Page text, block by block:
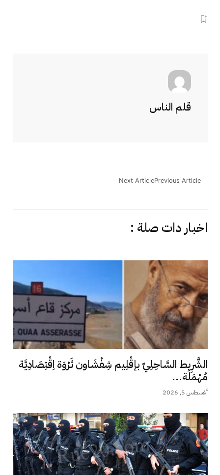
قلم الناس
Previous Article
Next Article
اخبار دات صلة :
الشَّرِيط السَّاحِلِيّ بإقْلِيم شِفْشَاون ثَرْوَة اِقْتِصَادِيَّة
مُهْمَلَة...
أغسطس 5, 2026